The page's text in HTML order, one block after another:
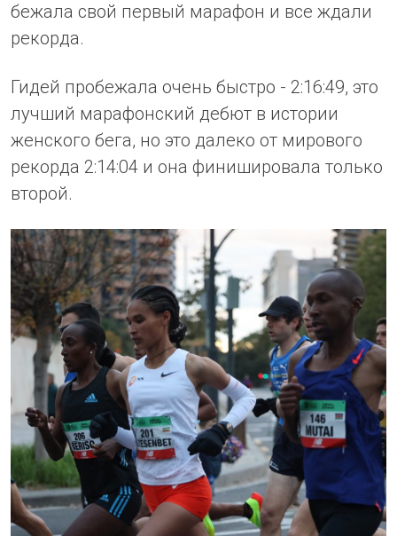
бежала свой первый марафон и все ждали
рекорда.
Гидей пробежала очень быстро - 2:16:49, это
лучший марафонский дебют в истории
женского бега, но это далеко от мирового
рекорда 2:14:04 и она финишировала только
второй.